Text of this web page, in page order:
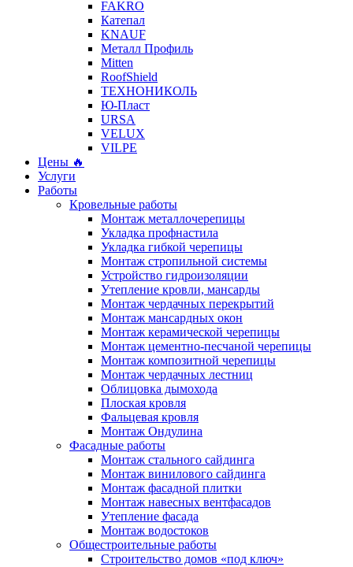
FAKRO
Катепал
KNAUF
Металл Профиль
Mitten
RoofShield
ТЕХНОНИКОЛЬ
Ю-Пласт
URSA
VELUX
VILPE
Цены 🔥
Услуги
Работы
Кровельные работы
Монтаж металлочерепицы
Укладка профнастила
Укладка гибкой черепицы
Монтаж стропильной системы
Устройство гидроизоляции
Утепление кровли, мансарды
Монтаж чердачных перекрытий
Монтаж мансардных окон
Монтаж керамической черепицы
Монтаж цементно-песчаной черепицы
Монтаж композитной черепицы
Монтаж чердачных лестниц
Облицовка дымохода
Плоская кровля
Фальцевая кровля
Монтаж Ондулина
Фасадные работы
Монтаж стального сайдинга
Монтаж винилового сайдинга
Монтаж фасадной плитки
Монтаж навесных вентфасадов
Утепление фасада
Монтаж водостоков
Общестроительные работы
Строительство домов «под ключ»